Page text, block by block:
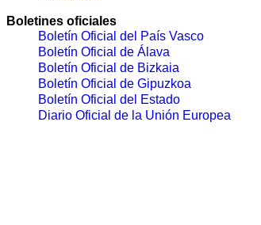
Boletines oficiales
Boletín Oficial del País Vasco
Boletín Oficial de Álava
Boletín Oficial de Bizkaia
Boletín Oficial de Gipuzkoa
Boletín Oficial del Estado
Diario Oficial de la Unión Europea